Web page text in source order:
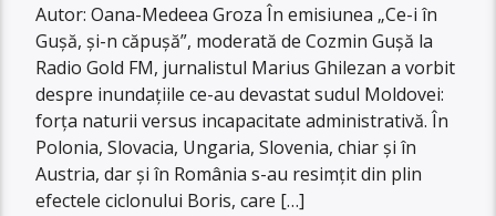
Autor: Oana-Medeea Groza În emisiunea „Ce-i în
Gușă, și-n căpușă”, moderată de Cozmin Gușă la
Radio Gold FM, jurnalistul Marius Ghilezan a vorbit
despre inundațiile ce-au devastat sudul Moldovei:
forța naturii versus incapacitate administrativă. În
Polonia, Slovacia, Ungaria, Slovenia, chiar și în
Austria, dar și în România s-au resimțit din plin
efectele ciclonului Boris, care […]